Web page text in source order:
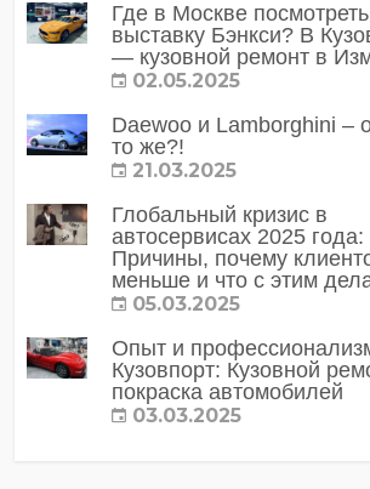
Где в Москве посмотреть
выставку Бэнкси? В
— кузовной ремонт в
02.05.2025
Daewoo и Lamborghini –
то же?!
21.03.2025
Глобальный кризис в
автосервисах 2025 года:
Причины, почему
меньше и что с этим
05.03.2025
Опыт и
Кузовпорт: Кузовной
покраска автомобилей
03.03.2025